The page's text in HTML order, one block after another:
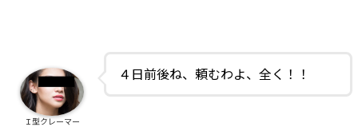
４日前後ね、頼むわよ、全く！！
Ｉ型クレーマー